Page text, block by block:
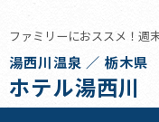
ファミリーにおススメ！週
湯西川温泉 ／ 栃木県
ホテル湯西川